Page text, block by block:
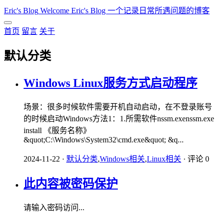
Eric's Blog Welcome Eric's Blog 一个记录日常所遇问题的博客
首页 留言 关于
默认分类
Windows Linux服务方式启动程序
场景：很多时候软件需要开机自动启动，在不登录账号
的时候启动Windows方法1：1.所需软件nssm.exenssm.exe
install 《服务名称》
&quot;C:\Windows\System32\cmd.exe&quot; &q...
2024-11-22 · 默认分类,Windows相关,Linux相关 · 评论 0
此内容被密码保护
请输入密码访问...